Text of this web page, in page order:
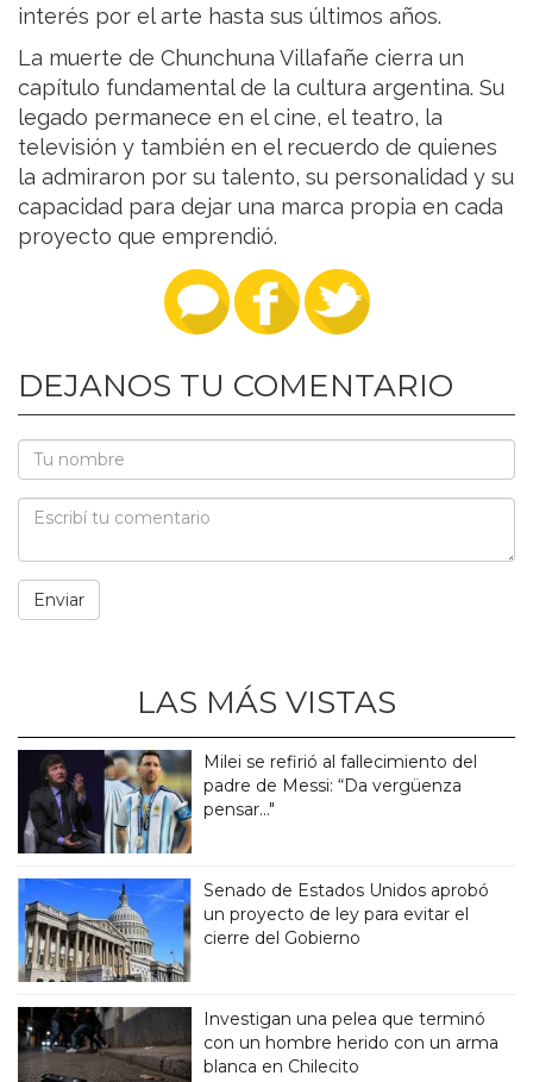
interés por el arte hasta sus últimos años.
La muerte de Chunchuna Villafañe cierra un
capítulo fundamental de la cultura argentina. Su
legado permanece en el cine, el teatro, la
televisión y también en el recuerdo de quienes
la admiraron por su talento, su personalidad y su
capacidad para dejar una marca propia en cada
proyecto que emprendió.
DEJANOS TU COMENTARIO
LAS MÁS VISTAS
Milei se refirió al fallecimiento del
padre de Messi: “Da vergüenza
pensar..."
Senado de Estados Unidos aprobó
un proyecto de ley para evitar el
cierre del Gobierno
Investigan una pelea que terminó
con un hombre herido con un arma
blanca en Chilecito